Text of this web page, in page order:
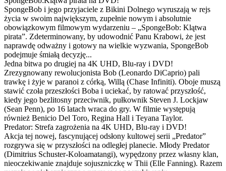
SpongeBob i jego przyjaciele z Bikini Dolnego wyruszają w rejs
życia w swoim największym, zupełnie nowym i absolutnie
obowiązkowym filmowym wydarzeniu – „SpongeBob: Klątwa
pirata”. Zdeterminowany, by udowodnić Panu Krabowi, że jest
naprawdę odważny i gotowy na wielkie wyzwania, SpongeBob
podejmuje śmiałą decyzję...
Jedna bitwa po drugiej na 4K UHD, Blu-ray i DVD!
Zrezygnowany rewolucjonista Bob (Leonardo DiCaprio) pali
trawkę i żyje w paranoi z córką, Willą (Chase Infiniti). Oboje muszą
stawić czoła przeszłości Boba i uciekać, by ratować przyszłość,
kiedy jego bezlitosny przeciwnik, pułkownik Steven J. Lockjaw
(Sean Penn), po 16 latach wraca do gry. W filmie występują
również Benicio Del Toro, Regina Hall i Teyana Taylor.
Predator: Strefa zagrożenia na 4K UHD, Blu-ray i DVD!
Akcja tej nowej, fascynującej odsłony kultowej serii „Predator”
rozgrywa się w przyszłości na odległej planecie. Młody Predator
(Dimitrius Schuster-Koloamatangi), wypędzony przez własny klan,
nieoczekiwanie znajduje sojuszniczkę w Thii (Elle Fanning). Razem